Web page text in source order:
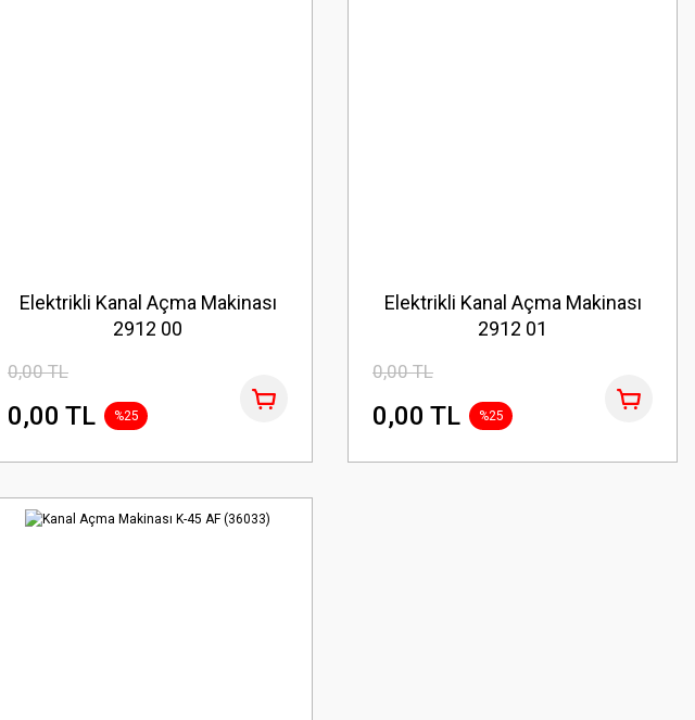
Elektrikli Kanal Açma Makinası
2912 00
0,00 TL
0,00 TL %25
Elektrikli Kanal Açma Makinası
2912 01
0,00 TL
0,00 TL %25